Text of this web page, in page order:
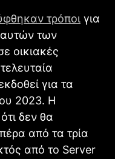
τρόποι για
των
οικιακές
για τα
2023. Η
δεν θα
​​από τα τρία
από το Server